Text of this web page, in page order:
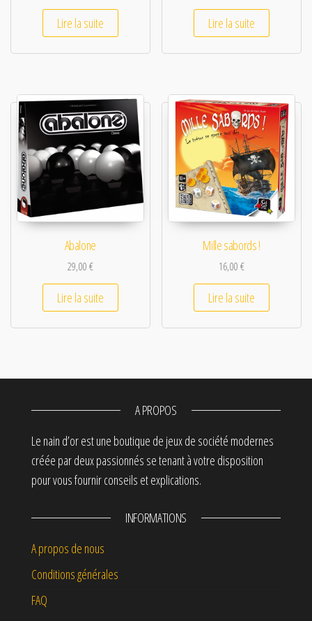
Lire la suite Lire la suite
Abalone
29,00€
Lire la suite
Mille sabords !
16,00€
Lire la suite
A PROPOS
Le nain d’or est une boutique de jeux de société modernes
créée par deux passionnés se tenant à votre disposition
pour vous fournir conseils et explications.
INFORMATIONS
A propos de nous
Conditions générales
FAQ